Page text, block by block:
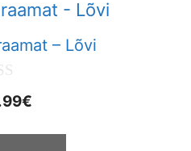
– Lõvi
€